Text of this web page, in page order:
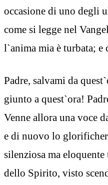
occasione di uno degli
come si legge nel
l`anima mia è turbata; e
Padre, salvami da
giunto a quest`ora!
Venne allora una voce
e di nuovo lo
silenziosa ma
dello Spirito, visto